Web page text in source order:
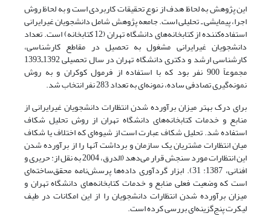
این پژوهش به لحاظ هدف از نوع تحقیقات کاربردی است و به ‌لحاظ روش
اجرا، پیمایشی ـ تحلیلی است. جامعه پژوهش شامل دانشجویان غیرایرانی
استفاده‌کننده از کتابخانه‌های دانشگاه تهران (12 کتابخانه) است. تعداد
دانشجویان غیرایرانی مشغول به تحصیل در مقاطع کارشناسی،
کارشناسی ارشد و دکتری دانشگاه تهران در سال تحصیلی 1392ـ1393
مجموعاً 900 نفر بود که با استفاده از فرمول کوکران و به روش
نمونه‌گیری تصادفی ساده، نمونه‌ای به تعداد 283 نفر انتخاب شد.
برای درک بهتر میزان برآورده شدن انتظارات دانشجویان غیرایرانی از
منابع و خدمات کتابخانه‌های دانشگاه تهران از روش تحلیل شکاف
استفاده شد. تحلیل شکاف عبارت است از شیوه‌ای که اختلاف یا شکاف
میان انتظارات مشتریان یک سازمان و برداشت آنها را از برآورده شدن
این انتظارات مورد سنجش قرار می‌دهد (الدرق، 2004 به نقل از: حریری و
افنانی، 1387: 31). ابزار گردآوری داده‌ها پرسش‌نامه محقق‌ساخته‌ای
است که وضعیت فعلی منابع و خدمات کتابخانه‌های دانشگاه تهران و
میزان برآورده شدن انتظارات دانشجویان را از این امکانات در طیف
لیکرت پنج‌گزینه‌ای بررسی کرده است.